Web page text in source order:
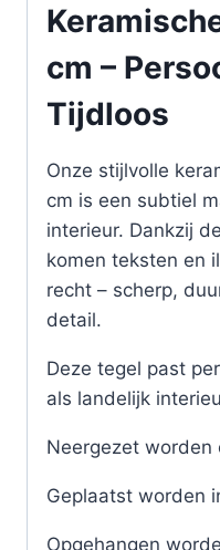
cm –
Tijdloos
Onze stijlvolle
cm is een subtiel
interieur. Dankzij
komen teksten en
recht – scherp,
detail.
Deze tegel past
als landelijk
Neergezet worden
Geplaatst worden
Opgehangen